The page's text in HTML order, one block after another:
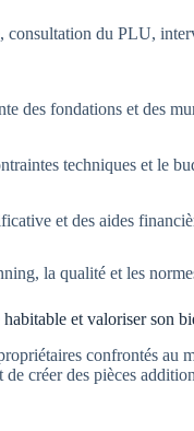
consultation du PLU,
des fondations et des
techniques et le
et des aides
la qualité et les
et valoriser son
confrontés au
créer des pièces